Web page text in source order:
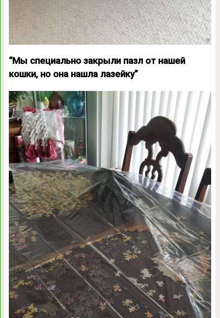
“Мы специально закрыли пазл от нашей
кошки, но она нашла лазейку”